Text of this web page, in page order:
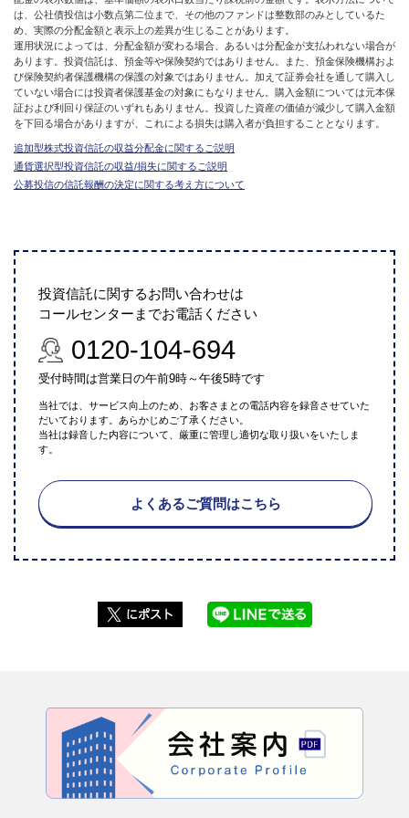
は、公社債投信は小数点第二位まで、その他のファンドは整数部のみとしているた
め、実際の分配金額と表示上の差異が生じることがあります。
運用状況によっては、分配金額が変わる場合、あるいは分配金が支払われない場合が
あります。投資信託は、預金等や保険契約ではありません。また、預金保険機構およ
び保険契約者保護機構の保護の対象ではありません。加えて証券会社を通して購入し
ていない場合には投資者保護基金の対象にもなりません。購入金額については元本保
証および利回り保証のいずれもありません。投資した資産の価値が減少して購入金額
を下回る場合がありますが、これによる損失は購入者が負担することとなります。
追加型株式投資信託の収益分配金に関するご説明
通貨選択型投資信託の収益/損失に関するご説明
公募投信の信託報酬の決定に関する考え方について
投資信託に関するお問い合わせは
コールセンターまでお電話ください
0120-104-694
受付時間は営業日の午前9時～午後5時です
当社では、サービス向上のため、お客さまとの電話内容を録音させていた
だいております。あらかじめご了承ください。
当社は録音した内容について、厳重に管理し適切な取り扱いをいたしま
す。
よくあるご質問はこちら